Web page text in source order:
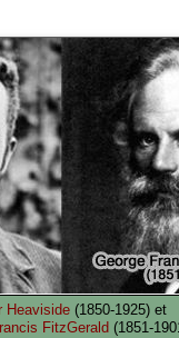
Heaviside (1850-1925) et
FitzGerald (1851-